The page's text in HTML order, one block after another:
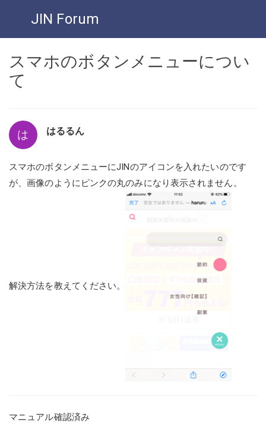
JIN Forum
スマホのボタンメニューについ
て
は はるるん
スマホのボタンメニューにJINのアイコンを入れたいのです
が、画像のようにピンクの丸のみになり表示されません。
解決方法を教えてください。
マニュアル確認済み